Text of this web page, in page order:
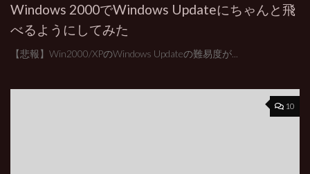
Windows 2000でWindows Updateにちゃんと飛
べるようにしてみた
【悲報】Win2000/XPのWindows Updateの難易度が...
10